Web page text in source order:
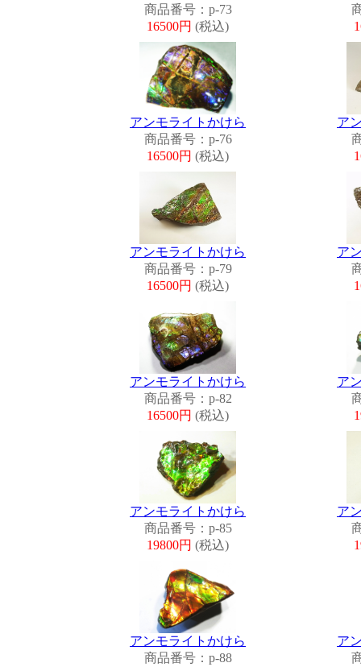
商品番号：p-73
16500円 (税込)
アンモライトかけら
商品番号：p-76
16500円 (税込)
ア
アンモライトかけら
商品番号：p-79
16500円 (税込)
ア
アンモライトかけら
商品番号：p-82
16500円 (税込)
ア
アンモライトかけら
商品番号：p-85
19800円 (税込)
ア
アンモライトかけら
商品番号：p-88
ア